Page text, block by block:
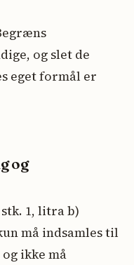
og slet de
eget formål er
og
1, litra b)
må indsamles til
ikke må